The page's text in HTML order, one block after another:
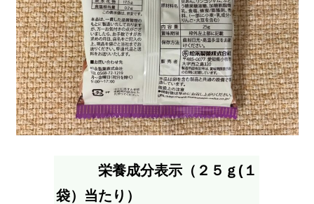
栄養成分表示（２５ｇ(１
袋）当たり）